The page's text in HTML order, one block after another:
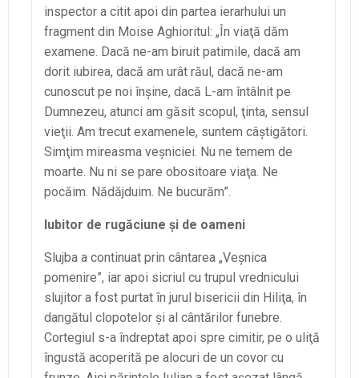
inspector a citit apoi din partea ierarhului un
fragment din Moise Aghioritul: „În viaţă dăm
examene. Dacă ne-am biruit patimile, dacă am
dorit iubirea, dacă am urât răul, dacă ne-am
cunoscut pe noi înşine, dacă L-am întâlnit pe
Dumnezeu, atunci am găsit scopul, ţinta, sensul
vieţii. Am trecut examenele, suntem câştigători.
Simţim mireasma veşniciei. Nu ne temem de
moarte. Nu ni se pare obositoare viaţa. Ne
pocăim. Nădăjduim. Ne bucurăm”.
Iubitor de rugăciune şi de oameni
Slujba a continuat prin cântarea „Veşnica
pomenire”, iar apoi sicriul cu trupul vrednicului
slujitor a fost purtat în jurul bisericii din Hiliţa, în
dangătul clopotelor şi al cântărilor funebre.
Cortegiul s-a îndreptat apoi spre cimitir, pe o uliţă
îngustă acoperită pe alocuri de un covor cu